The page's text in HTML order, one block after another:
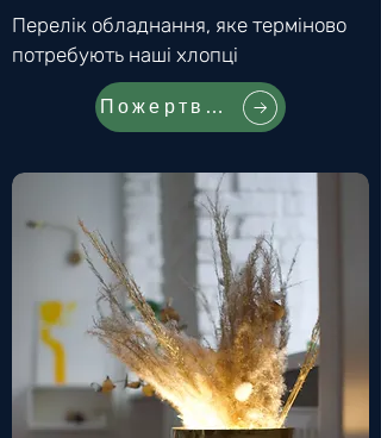
Перелік обладнання, яке терміново
потребують наші хлопці
Пожертвувати